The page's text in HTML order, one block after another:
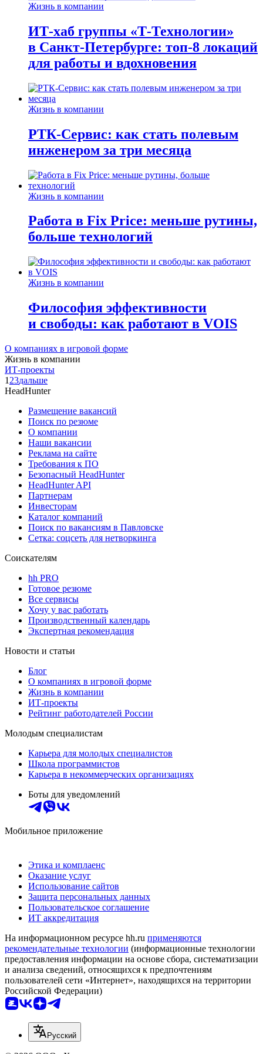
Жизнь в компании
ИТ-хаб группы «Т-Технологии»
в Санкт-Петербурге: топ-8 локаций
для работы и вдохновения
Жизнь в компании
РТК-Сервис: как стать полевым
инженером за три месяца
Жизнь в компании
Работа в Fix Price: меньше рутины,
больше технологий
Жизнь в компании
Философия эффективности
и свободы: как работают в VOIS
О компаниях в игровой форме
Жизнь в компании
ИТ-проекты
1 23дальше
HeadHunter
Размещение вакансий
Поиск по резюме
О компании
Наши вакансии
Реклама на сайте
Требования к ПО
Безопасный HeadHunter
HeadHunter API
Партнерам
Инвесторам
Каталог компаний
Поиск по вакансиям в Павловске
Сетка: соцсеть для нетворкинга
Соискателям
hh PRO
Готовое резюме
Все сервисы
Хочу у вас работать
Производственный календарь
Экспертная рекомендация
Новости и статьи
Блог
О компаниях в игровой форме
Жизнь в компании
ИТ-проекты
Рейтинг работодателей России
Молодым специалистам
Карьера для молодых специалистов
Школа программистов
Карьера в некоммерческих организациях
Боты для уведомлений
Мобильное приложение
Этика и комплаенс
Оказание услуг
Использование сайтов
Защита персональных данных
Пользовательское соглашение
ИТ аккредитация
На информационном ресурсе hh.ru применяются
рекомендательные технологии (информационные технологии
предоставления информации на основе сбора, систематизации
и анализа сведений, относящихся к предпочтениям
пользователей сети «Интернет», находящихся на территории
Российской Федерации)
Русский